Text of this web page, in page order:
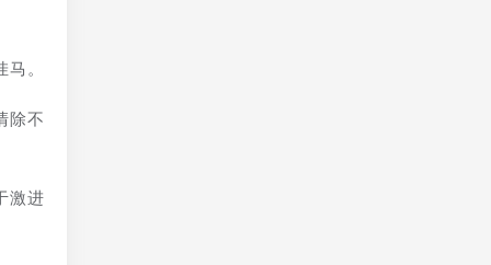
。
除不
激进